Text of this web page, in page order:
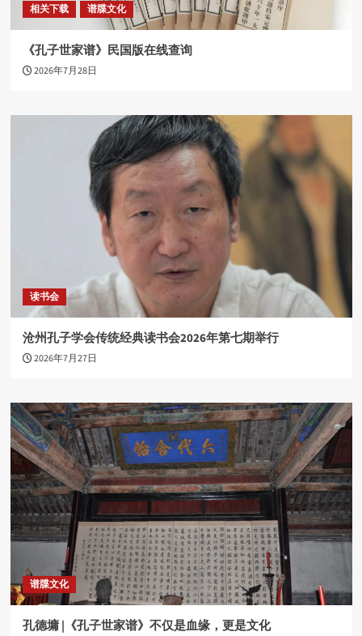
相关下载 谱牒文化
《孔子世家谱》民国版在线查询
2026年7月28日
读书会
沧州孔子学会传统经典读书会2026年第七期举行
2026年7月27日
谱牒文化
孔德墉 |《孔子世家谱》不仅是血缘，更是文化